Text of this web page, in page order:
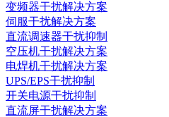
变频器干扰解决方案
伺服干扰解决方案
直流调速器干扰抑制
空压机干扰解决方案
电焊机干扰解决方案
UPS/EPS干扰抑制
开关电源干扰抑制
直流屏干扰解决方案